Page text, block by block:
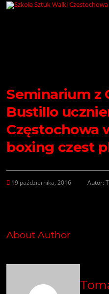
Przejdź
Seminarium z
Bustillo
Częstochowa
boxing czest
19 października, 2016 Autor:
About Author